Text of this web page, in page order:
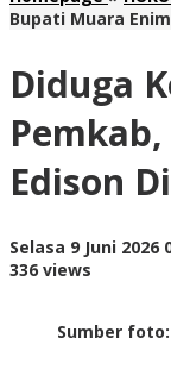
Bupati Muara
Diduga
Edison
Selasa 9 Juni 2026
336 views
Sumber